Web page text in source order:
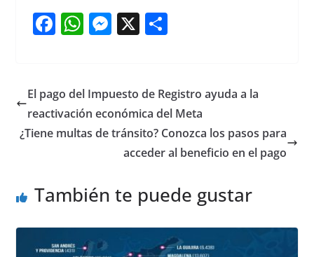
F
e
b
o
W
s
A
p
M
e
n
g
er
X S
e
El pago del Impuesto de Registro ayuda a la
reactivación económica del Meta
¿Tiene multas de tránsito? Conozca los pasos para
acceder al beneficio en el pago
También te puede gustar